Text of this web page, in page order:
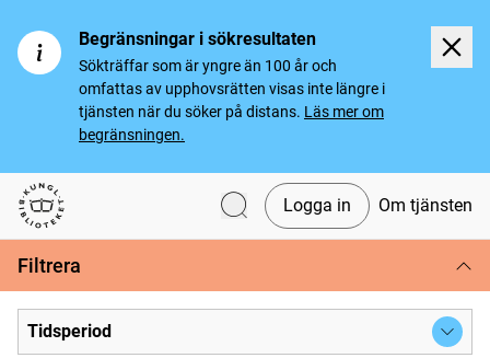
Begränsningar i sökresultaten
Sökträffar som är yngre än 100 år och
omfattas av upphovsrätten visas inte längre i
tjänsten när du söker på distans. Läs mer om
begränsningen.
Svenska tidningar
Logga in Om tjänsten
Filtrera
Tidsperiod